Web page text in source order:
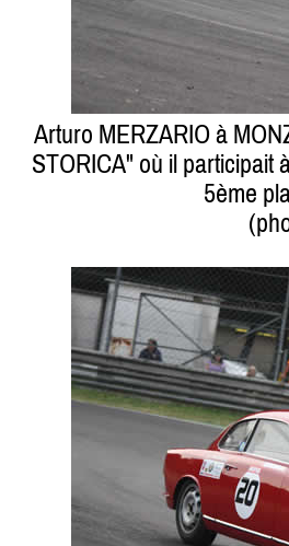
Arturo MERZARIO à
STORICA" où il participait
5ème